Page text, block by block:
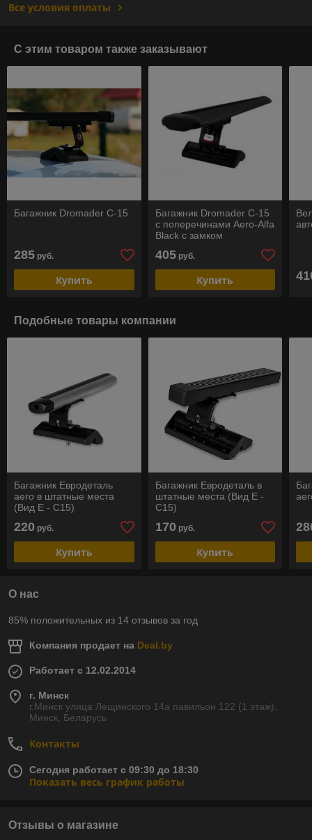
Все условия оплаты
С этим товаром также заказывают
Багажник Dromader C-15
285 руб.
Купить
Багажник Dromader С-15
с поперечинами Aero-Alfa
Black с замком
405руб.
Купить
Подобные товары компании
Багажник Евродеталь
aero в штатные места
(Вид Е - С15)
220 руб.
Купить
Багажник Евродеталь в
штатные места (Вид Е -
С15)
170 руб.
Купить
О нас
85% положительных из 14 отзывов за год
Компания продает на Deal.by
Работает с 12.02.2014
г. Минск
г.Минск улица Лещинского 14а павильон 122 (1 этаж),
Минск, Беларусь
Контакты
Сегодня работает с 09:30 до 18:30
Показать весь график работы
Отзывы о магазине